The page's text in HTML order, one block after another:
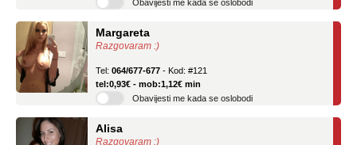
Razgovaram :)
tel:0,93€ - mob:1,12€ min
Obavijesti me kada se oslobodi
Razgovaram :)